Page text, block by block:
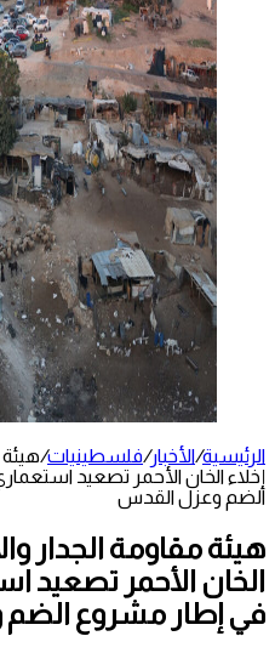
الرئيسية/الأخبار/فلسطينيات/هيئة
إخلاء الخان الأحمر تصعيد
الضم وعزل القدس
هيئة مقاومة الجدار
الخان الأحمر تصعيد
في إطار مشروع